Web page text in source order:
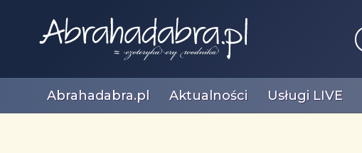
Abrahadabra.pl Aktualności Usługi LIVE